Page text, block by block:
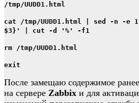
/tmp/UUDD1.html
cat /tmp/UUDD1.html | sed -n -e
$3}' | cut -d '%' -f1
rm /tmp/UUDD1.html
exit
После замещаю содержимое
на сервере Zabbix и для